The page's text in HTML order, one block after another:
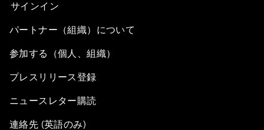
サインイン
パートナー（組織）について
参加する（個人、組織）
プレスリリース登録
ニュースレター購読
連絡先 (英語のみ)